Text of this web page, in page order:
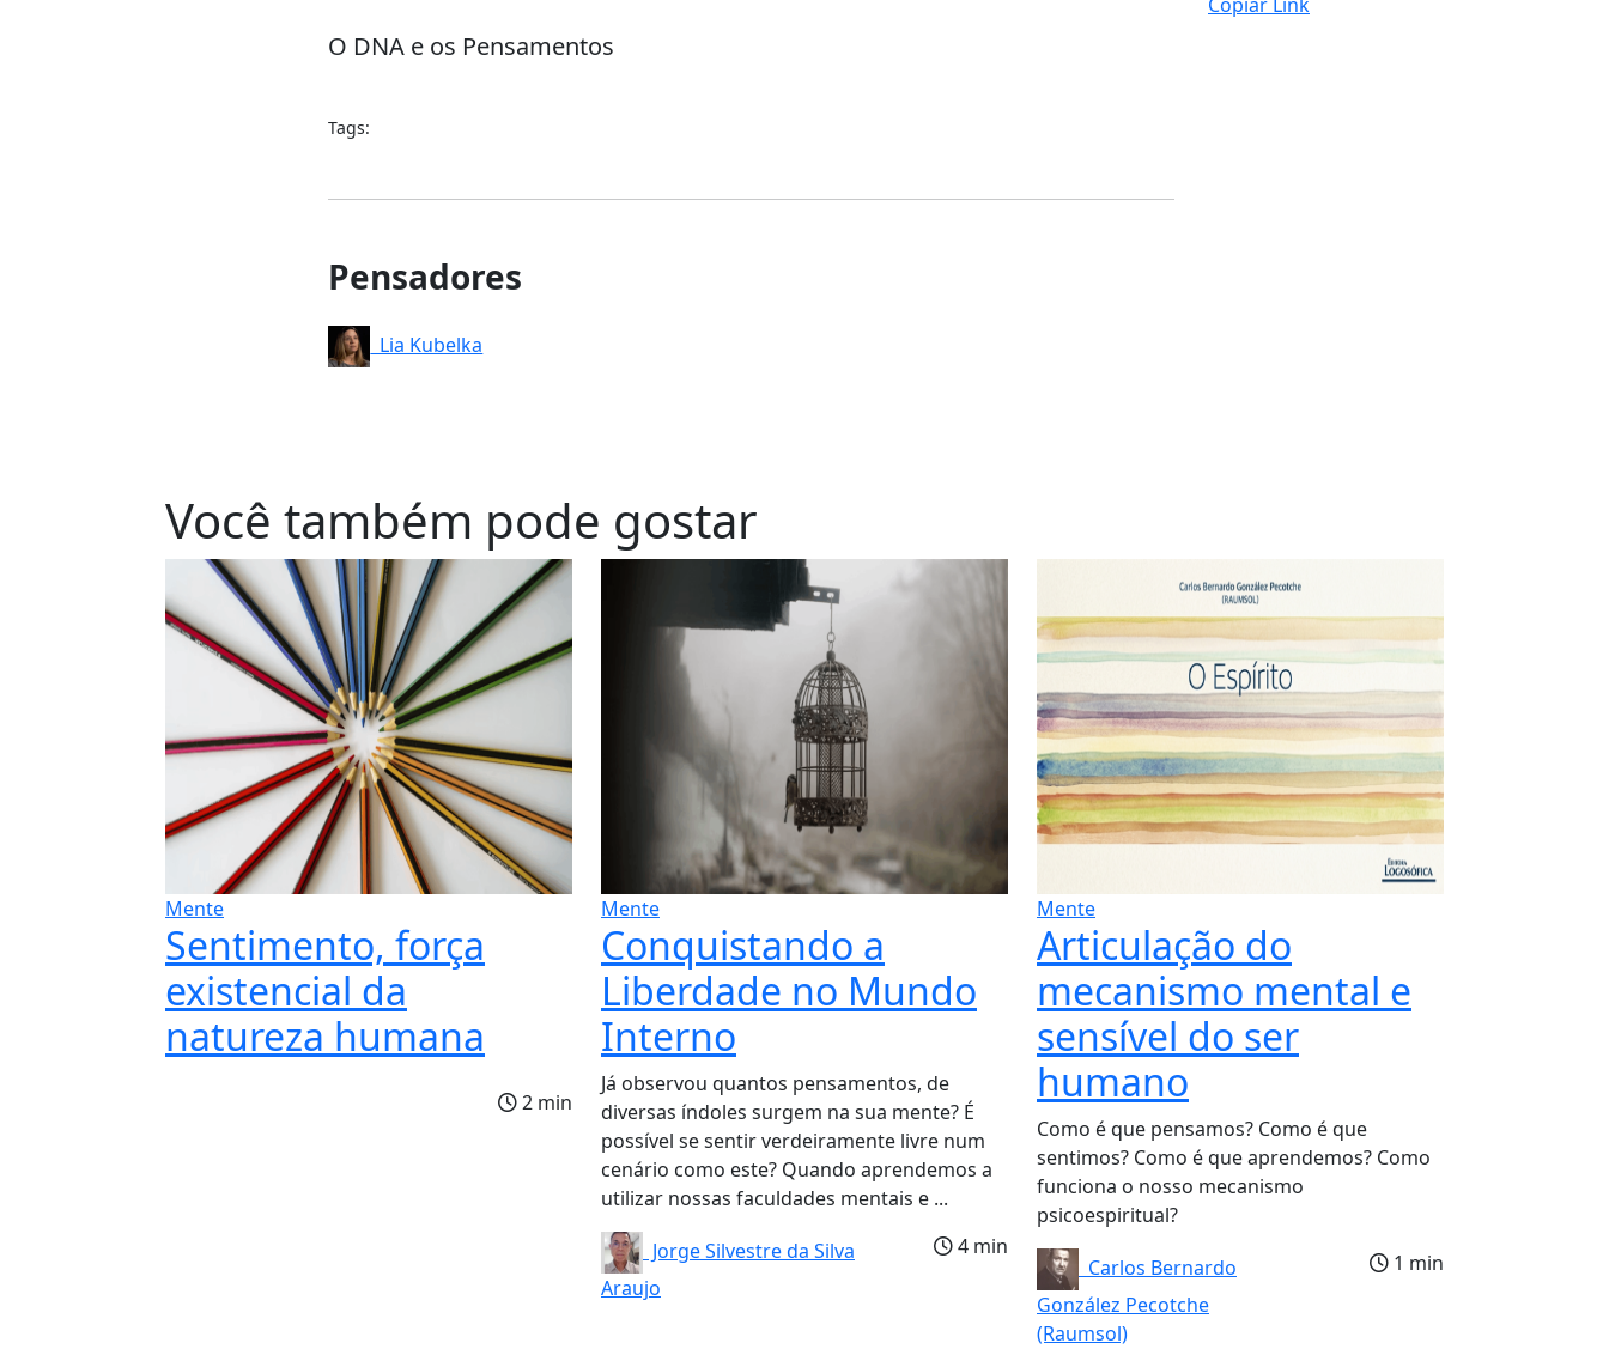
O DNA e os Pensamentos
Tags:
Pensadores
Lia Kubelka
Você também pode gostar
Mente
Sentimento, força
existencial da
natureza humana
2 min
Mente
Conquistando a
Liberdade no Mundo
Interno
Já observou quantos pensamentos, de
diversas índoles surgem na sua mente? É
possível se sentir verdeiramente livre num
cenário como este? Quando aprendemos a
utilizar nossas faculdades mentais e ...
Jorge Silvestre da Silva
Araujo
4 min
Mente
Articulação do
mecanismo mental e
sensível do ser
humano
Como é que pensamos? Como é que
sentimos? Como é que aprendemos? Como
funciona o nosso mecanismo
psicoespiritual?
Carlos Bernardo
González Pecotche
(Raumsol)
1 min